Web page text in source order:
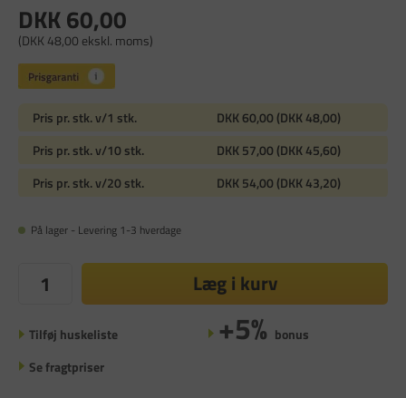
DKK 60,00
(DKK 48,00 ekskl. moms)
Pris pr. stk. v/1 stk.
DKK 60,00 (DKK 48,00)
Pris pr. stk. v/10 stk.
DKK 57,00 (DKK 45,60)
Pris pr. stk. v/20 stk.
DKK 54,00 (DKK 43,20)
På lager - Levering 1-3 hverdage
Læg i kurv
Tilføj huskeliste +5% bonus
Se fragtpriser